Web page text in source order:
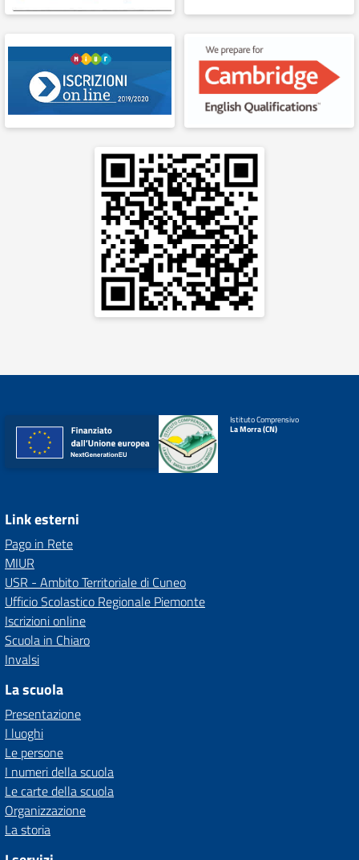
Istituto Comprensivo
La Morra (CN)
Link esterni
Pago in Rete
MIUR
USR - Ambito Territoriale di Cuneo
Ufficio Scolastico Regionale Piemonte
Iscrizioni online
Scuola in Chiaro
Invalsi
La scuola
Presentazione
I luoghi
Le persone
I numeri della scuola
Le carte della scuola
Organizzazione
La storia